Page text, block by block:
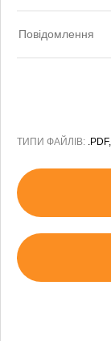
ТИПИ ФАЙЛІВ: